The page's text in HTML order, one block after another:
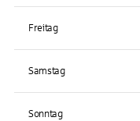
Freitag
Samstag
Sonntag